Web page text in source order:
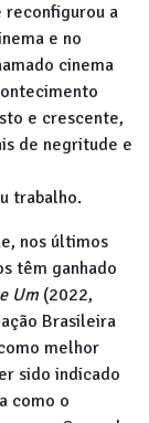
reconfigurou a
e no
cinema
e crescente,
de negritude e
trabalho.
nos últimos
têm ganhado
Um (2022,
Brasileira
melhor
sido indicado
como o